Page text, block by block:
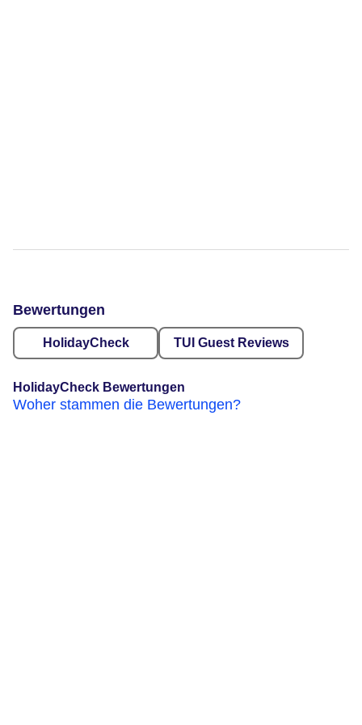
Bewertungen
HolidayCheck TUI Guest Reviews
HolidayCheck Bewertungen
Woher stammen die Bewertungen?